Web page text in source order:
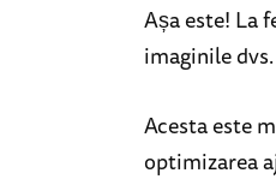
Așa este! La
imaginile
Acesta este
optimizarea